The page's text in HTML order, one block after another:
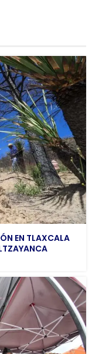
EN TLAXCALA